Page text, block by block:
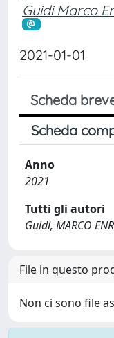
Guidi Marco
2021-01-01
Scheda
Scheda
Anno
2021
Tutti gli autori
Guidi, MARCO
File in questo
Non ci sono file